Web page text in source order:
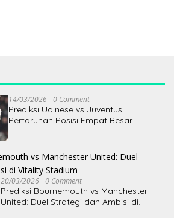
14/03/2026 0 Comment
Prediksi Udinese vs Juventus:
Pertaruhan Posisi Empat Besar
20/03/2026 0 Comment
Prediksi Bournemouth vs Manchester
United: Duel Strategi dan Ambisi di